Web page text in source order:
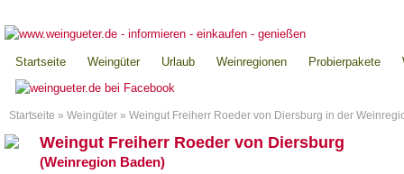
Startseite Weingüter Urlaub Weinregionen Probierpakete
Startseite » Weingüter » Weingut Freiherr Roeder von Diersburg in der
Weingut Freiherr Roeder von Diersburg
(Weinregion Baden)